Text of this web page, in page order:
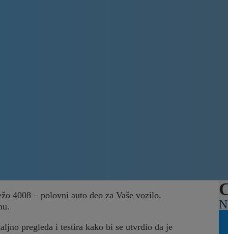
4008 – polovni auto deo za Vaše vozilo.
pregleda i testira kako bi se utvrdio da je